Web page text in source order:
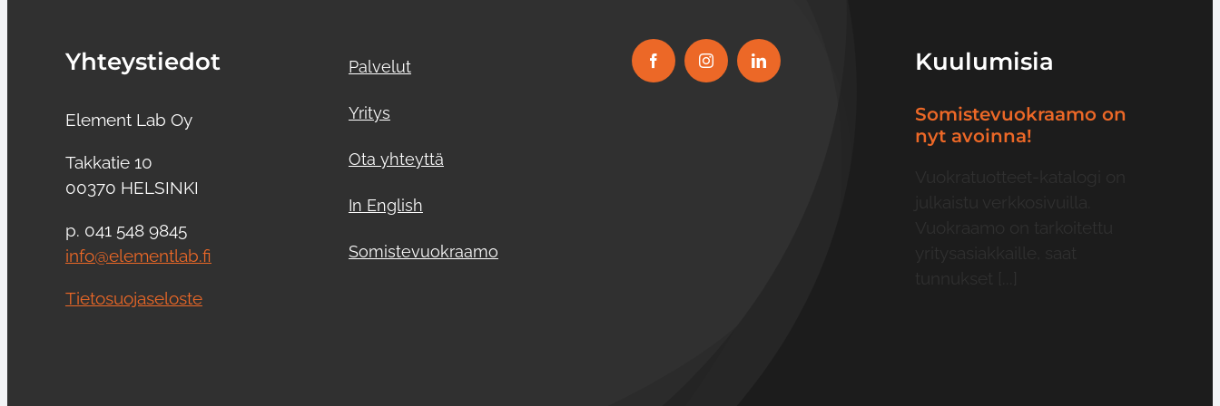
Yhteystiedot
Element Lab Oy
Takkatie 10
00370 HELSINKI
p. 041 548 9845
info@elementlab.fi
Tietosuojaseloste
Palvelut
Yritys
Ota yhteyttä
In English
Somistevuokraamo
Kuulumisia
Somistevuokraamo on
nyt avoinna!